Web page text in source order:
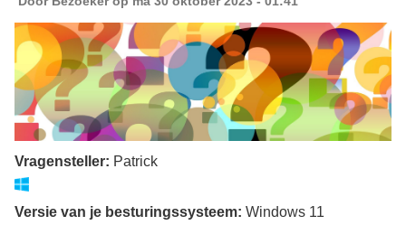
Vragensteller: Patrick
Versie van je besturingssysteem: Windows 11